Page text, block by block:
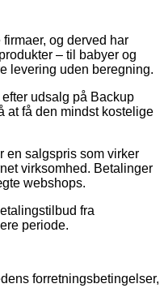
og derved har
– til babyer og
levering uden beregning.
udsalg på Backup
at få den mindst kostelige
en salgspris som virker
virksomhed. Betalinger
webshops.
fra
periode.
forretningsbetingelser,